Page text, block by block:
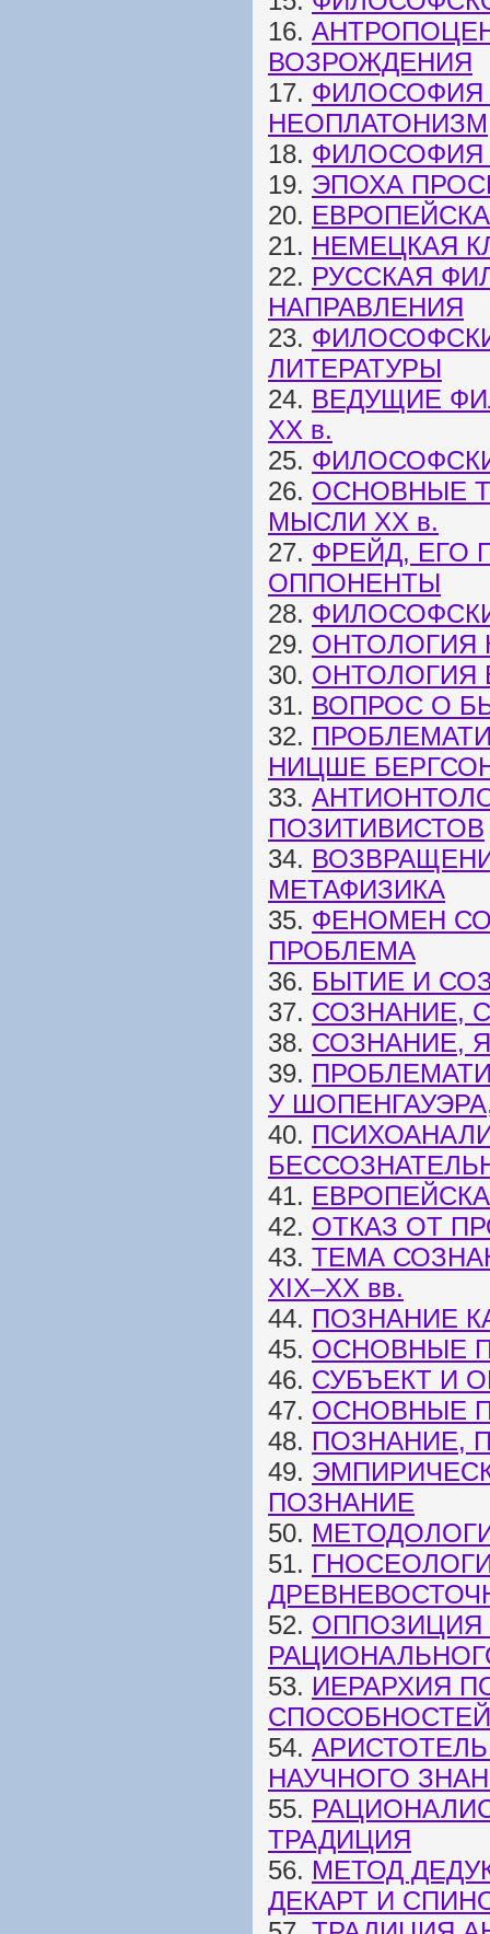
16.
ВОЗРОЖДЕНИЯ
17. ФИЛОСОФИЯ
18. ФИЛОСОФИЯ
19. ЭПОХА
20.
21. НЕМЕЦКАЯ
22. РУССКАЯ
НАПРАВЛЕНИЯ
23.
ЛИТЕРАТУРЫ
24. ВЕДУЩИЕ
ХХ в.
25.
26. ОСНОВНЫЕ
МЫСЛИ XX в.
27. ФРЕЙД, ЕГО
ОППОНЕНТЫ
28.
29. ОНТОЛОГИЯ
30. ОНТОЛОГИЯ
31. ВОПРОС О
32.
НИЦШЕ
33.
ПОЗИТИВИСТОВ
34.
МЕТАФИЗИКА
35. ФЕНОМЕН
ПРОБЛЕМА
36. БЫТИЕ И
37. СОЗНАНИЕ,
38. СОЗНАНИЕ,
39.
У
40.
41.
42. ОТКАЗ ОТ
43. ТЕМА
XIX–XX вв.
44. ПОЗНАНИЕ
45. ОСНОВНЫЕ
46. СУБЪЕКТ И
47. ОСНОВНЫЕ
48. ПОЗНАНИЕ,
49.
ПОЗНАНИЕ
50.
51.
52. ОППОЗИЦИЯ
53. ИЕРАРХИЯ
54.
НАУЧНОГО
55.
ТРАДИЦИЯ
56. МЕТОД
ДЕКАРТ И